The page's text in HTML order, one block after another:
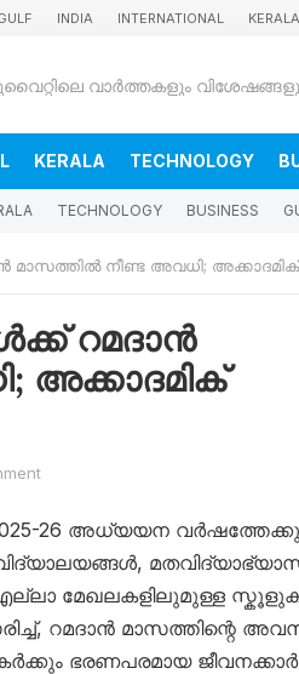
INDIA INTERNATIONAL KERALA
KERALA TECHNOLOGY
TECHNOLOGY BUSINESS
നീണ്ട അവധി; അക്കാദമിക് കലണ്ടർ
റമദാൻ
അക്കാദമിക്
26 അധ്യയന
എല്ലാ മേഖലകളിലുമുള്ള
റമദാൻ മാസത്തിന്റെ
ഭരണപരമായ